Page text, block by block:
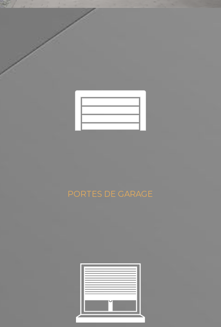
PORTES DE GARAGE